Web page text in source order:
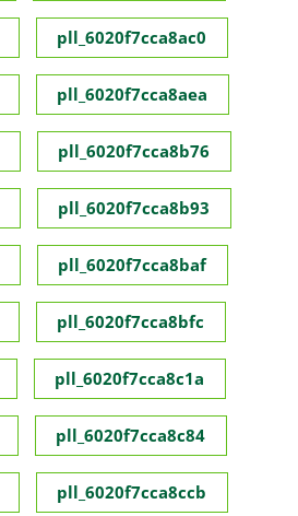
pll_6020f7cca8ac0
pll_6020f7cca8aea
pll_6020f7cca8b76
pll_6020f7cca8b93
pll_6020f7cca8baf
pll_6020f7cca8bfc
pll_6020f7cca8c1a
pll_6020f7cca8c84
pll_6020f7cca8ccb